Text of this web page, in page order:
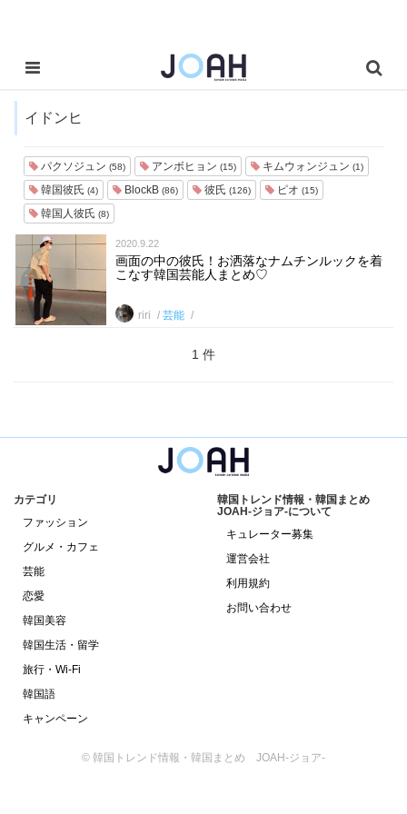
イドンヒ
パクソジュン (58) アンボヒョン (15) キムウォンジュン (1)
韓国彼氏 (4) BlockB (86) 彼氏 (126) ピオ (15)
韓国人彼氏 (8)
2020.9.22
画面の中の彼氏！お洒落なナムチンルックを着
こなす韓国芸能人まとめ♡
riri 芸能
1 件
カテゴリ
ファッション
グルメ・カフェ
芸能
恋愛
韓国美容
韓国生活・留学
旅行・Wi-Fi
韓国語
キャンペーン
韓国トレンド情報・韓国まとめ
JOAH-ジョア-について
キュレーター募集
運営会社
利用規約
お問い合わせ
© 韓国トレンド情報・韓国まとめ JOAH-ジョア-